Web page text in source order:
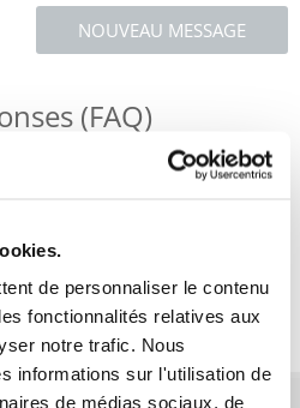
de personnaliser le contenu
fonctionnalités relatives aux
notre trafic. Nous
informations sur l'utilisation de
de médias sociaux, de
NOUVEAU MESSAGE
(FAQ)